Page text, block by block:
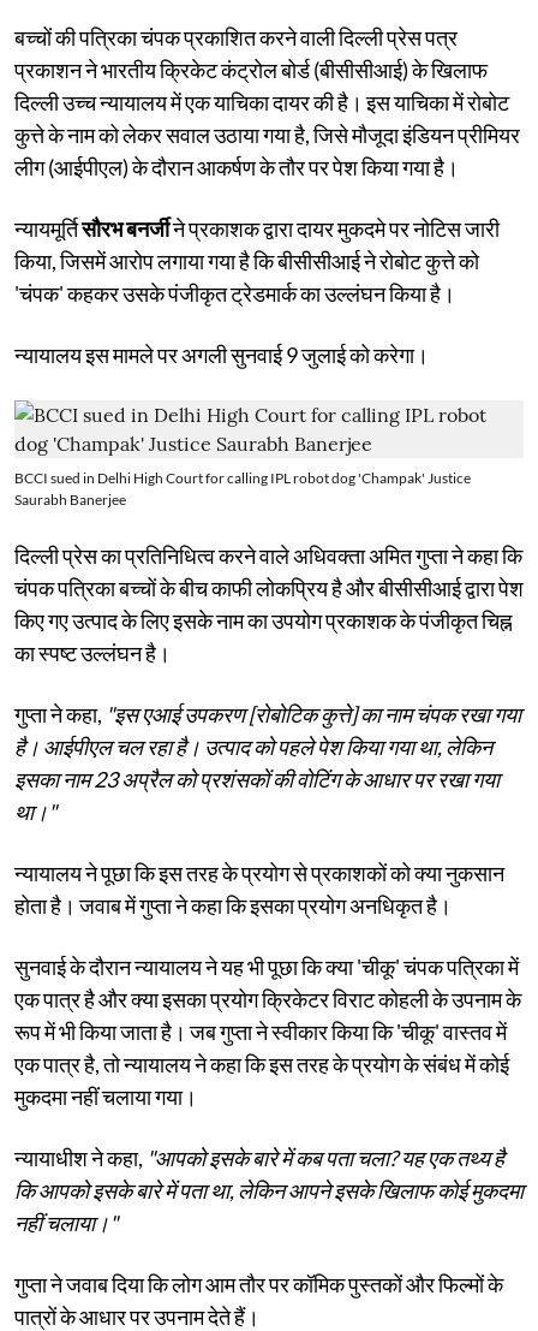
बच्चों की पत्रिका चंपक प्रकाशित करने वाली दिल्ली प्रेस पत्र
प्रकाशन ने भारतीय क्रिकेट कंट्रोल बोर्ड (बीसीसीआई) के खिलाफ
दिल्ली उच्च न्यायालय में एक याचिका दायर की है। इस याचिका में रोबोट
कुत्ते के नाम को लेकर सवाल उठाया गया है, जिसे मौजूदा इंडियन प्रीमियर
लीग (आईपीएल) के दौरान आकर्षण के तौर पर पेश किया गया है।
न्यायमूर्तिसौरभ बनर्जीने प्रकाशक द्वारा दायर मुकदमे पर नोटिस जारी
किया, जिसमें आरोप लगाया गया है कि बीसीसीआई ने रोबोट कुत्ते को
'चंपक' कहकर उसके पंजीकृत ट्रेडमार्क का उल्लंघन किया है।
न्यायालय इस मामले पर अगली सुनवाई 9 जुलाई को करेगा।
BCCI sued in Delhi High Court for calling IPL robot dog 'Champak' Justice
Saurabh Banerjee
दिल्ली प्रेस का प्रतिनिधित्व करने वाले अधिवक्ता अमित गुप्ता ने कहा कि
चंपक पत्रिका बच्चों के बीच काफी लोकप्रिय है और बीसीसीआई द्वारा पेश
किए गए उत्पाद के लिए इसके नाम का उपयोग प्रकाशक के पंजीकृत चिह्न
का स्पष्ट उल्लंघन है।
गुप्ता ने कहा, "इस एआई उपकरण [रोबोटिक कुत्ते] का नाम चंपक रखा गया
है। आईपीएल चल रहा है। उत्पाद को पहले पेश किया गया था, लेकिन
इसका नाम 23 अप्रैल को प्रशंसकों की वोटिंग के आधार पर रखा गया
था।"
न्यायालय ने पूछा कि इस तरह के प्रयोग से प्रकाशकों को क्या नुकसान
होता है। जवाब में गुप्ता ने कहा कि इसका प्रयोग अनधिकृत है।
सुनवाई के दौरान न्यायालय ने यह भी पूछा कि क्या 'चीकू' चंपक पत्रिका में
एक पात्र है और क्या इसका प्रयोग क्रिकेटर विराट कोहली के उपनाम के
रूप में भी किया जाता है। जब गुप्ता ने स्वीकार किया कि 'चीकू' वास्तव में
एक पात्र है, तो न्यायालय ने कहा कि इस तरह के प्रयोग के संबंध में कोई
मुकदमा नहीं चलाया गया।
न्यायाधीश ने कहा, "आपको इसके बारे में कब पता चला? यह एक तथ्य है
कि आपको इसके बारे में पता था, लेकिन आपने इसके खिलाफ कोई मुकदमा
नहीं चलाया।"
गुप्ता ने जवाब दिया कि लोग आम तौर पर कॉमिक पुस्तकों और फिल्मों के
पात्रों के आधार पर उपनाम देते हैं।